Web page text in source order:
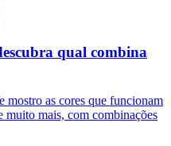
qual combina
mostro as cores que funcionam
muito mais, com combinações